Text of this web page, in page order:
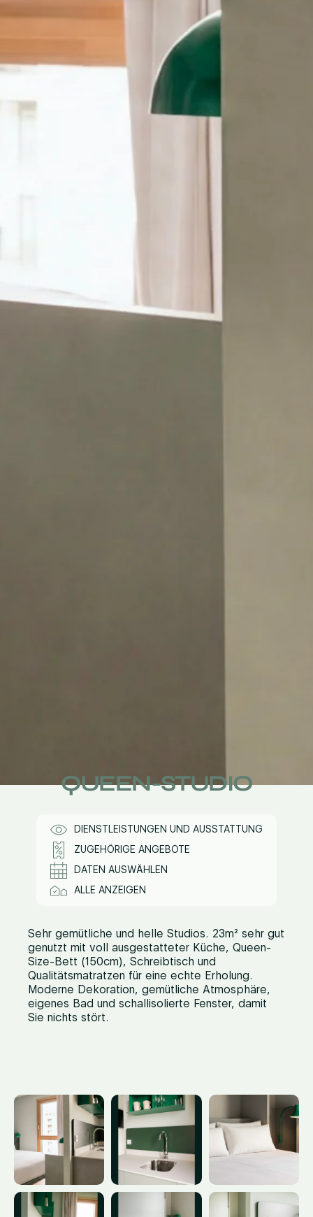
QUEEN-STUDIO
DIENSTLEISTUNGEN UND AUSSTATTUNG
ZUGEHÖRIGE ANGEBOTE
DATEN AUSWÄHLEN
ALLE ANZEIGEN
Sehr gemütliche und helle Studios. 23m² sehr gut
genutzt mit voll ausgestatteter Küche, Queen-
Size-Bett (150cm), Schreibtisch und
Qualitätsmatratzen für eine echte Erholung.
Moderne Dekoration, gemütliche Atmosphäre,
eigenes Bad und schallisolierte Fenster, damit
Sie nichts stört.